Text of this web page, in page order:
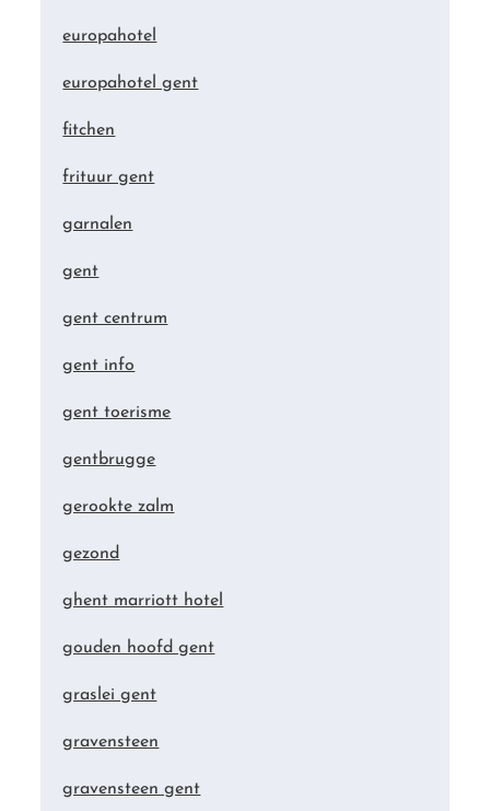
europahotel
europahotel gent
fitchen
frituur gent
garnalen
gent
gent centrum
gent info
gent toerisme
gentbrugge
gerookte zalm
gezond
ghent marriott hotel
gouden hoofd gent
graslei gent
gravensteen
gravensteen gent